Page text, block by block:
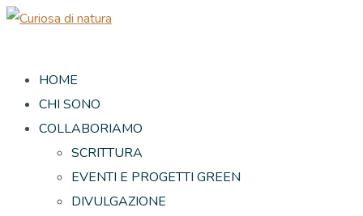
HOME
CHI SONO
COLLABORIAMO
SCRITTURA
EVENTI E PROGETTI GREEN
DIVULGAZIONE